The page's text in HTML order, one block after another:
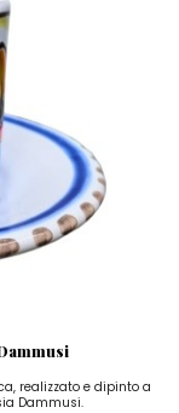
realizzato e dipinto a
Dammusi.